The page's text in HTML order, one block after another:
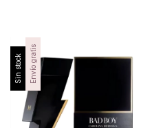
Sin stock Envío gratis